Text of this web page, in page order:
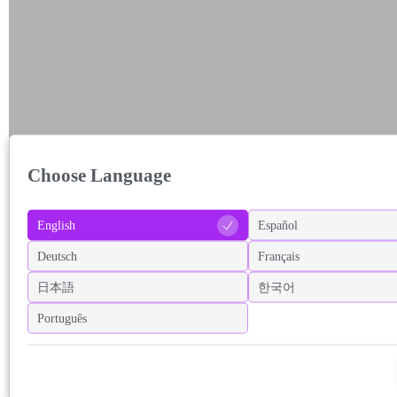
Choose Language
English Español
Deutsch Français
日本語 한국어
Português